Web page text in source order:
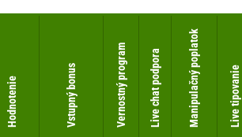
Hodnotenie Vstupný bonus Vernostný program Live chat podpora Manipulačný poplatok Live tipovanie